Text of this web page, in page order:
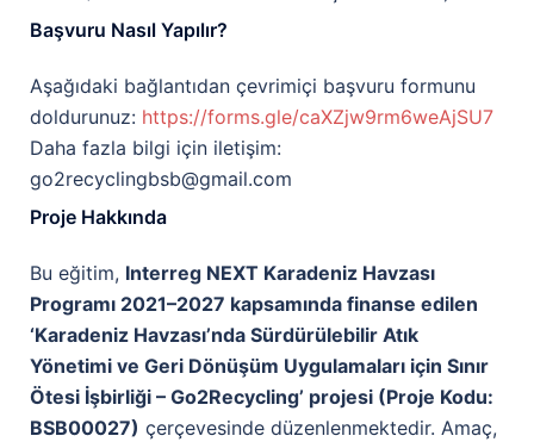
Başvuru Nasıl Yapılır?
Aşağıdaki bağlantıdan çevrimiçi başvuru formunu
doldurunuz: https://forms.gle/caXZjw9rm6weAjSU7
Daha fazla bilgi için iletişim:
go2recyclingbsb@gmail.com
Proje Hakkında
Bu eğitim, Interreg NEXT Karadeniz Havzası
Programı 2021–2027 kapsamında finanse edilen
‘Karadeniz Havzası’nda Sürdürülebilir Atık
Yönetimi ve Geri Dönüşüm Uygulamaları için Sınır
Ötesi İşbirliği – Go2Recycling’ projesi (Proje Kodu:
BSB00027) çerçevesinde düzenlenmektedir. Amaç,